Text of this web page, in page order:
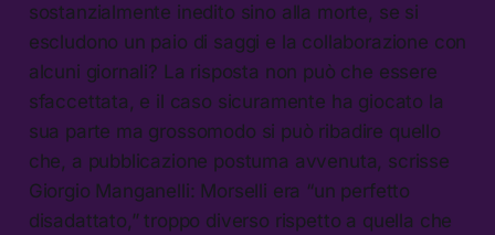
sostanzialmente inedito sino alla morte, se si
escludono un paio di saggi e la collaborazione con
alcuni giornali? La risposta non può che essere
sfaccettata, e il caso sicuramente ha giocato la
sua parte ma grossomodo si può ribadire quello
che, a pubblicazione postuma avvenuta, scrisse
Giorgio Manganelli: Morselli era “un perfetto
disadattato,” troppo diverso rispetto a quella che